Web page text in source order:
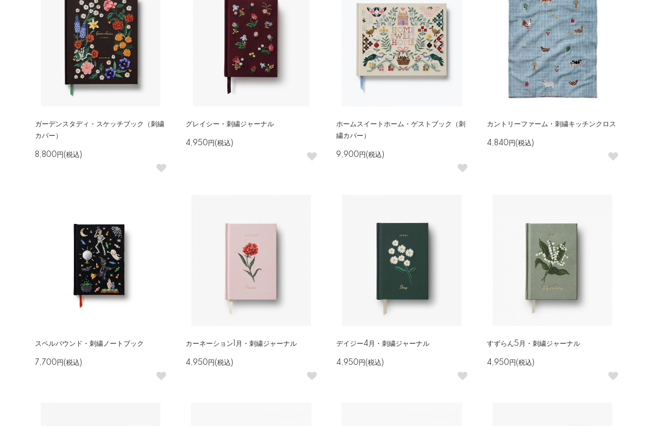
ガーデンスタディ・スケッチブック（刺繍
カバー）
8,800円(税込)
グレイシー・刺繍ジャーナル
4,950円(税込)
ホームスイートホーム・ゲストブック（刺
繍カバー）
9,900円(税込)
カントリーファーム・刺繍キッチンクロス
4,840円(税込)
スペルバウンド・刺繍ノートブック
7,700円(税込)
カーネーション1月・刺繍ジャーナル
4,950円(税込)
デイジー4月・刺繍ジャーナル
4,950円(税込)
すずらん5月・刺繍ジャーナル
4,950円(税込)